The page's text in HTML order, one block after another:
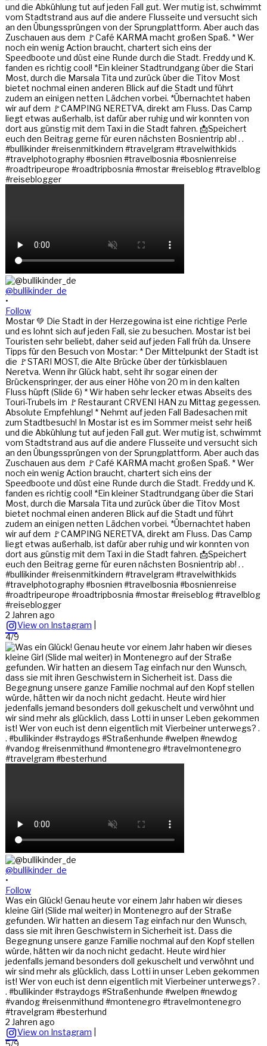
@bullikinder_de
•
Follow
Mostar 💚 Die Stadt in der Herzegowina ist eine richtige Perle
und es lohnt sich auf jeden Fall, sie zu besuchen. Mostar ist bei
Touristen sehr beliebt, daher seid auf jeden Fall früh da. Unsere
Tipps für den Besuch von Mostar: * Der Mittelpunkt der Stadt ist
die 🚩STARI MOST, die Alte Brücke über der türkisblauen
Neretva. Wenn ihr Glück habt, seht ihr sogar einen der
Brückenspringer, der aus einer Höhe von 20 m in den kalten
Fluss hüpft (Slide 6) * Wir haben sehr lecker etwas Abseits des
Touri-Trubels im 🚩Restaurant CRVENI HAN zu Mittag gegessen.
Absolute Empfehlung! * Nehmt auf jeden Fall Badesachen mit
zum Stadtbesuch! In Mostar ist es im Sommer meist sehr heiß
und die Abkühlung tut auf jeden Fall gut. Wer mutig ist, schwimmt
vom Stadtstrand aus auf die andere Flusseite und versucht sich
an den Übungssprüngen von der Sprungplattform. Aber auch das
Zuschauen aus dem 🚩Café KARMA macht großen Spaß. * Wer
noch ein wenig Action braucht, chartert sich eins der
Speedboote und düst eine Runde durch die Stadt. Freddy und K.
fanden es richtig cool! *Ein kleiner Stadtrundgang über die Stari
Most, durch die Marsala Tita und zurück über die Titov Most
bietet nochmal einen anderen Blick auf die Stadt und führt
zudem an einigen netten Lädchen vorbei. *Übernachtet haben
wir auf dem 🚩CAMPING NERETVA, direkt am Fluss. Das Camp
liegt etwas außerhalb, ist dafür aber ruhig und wir konnten von
dort aus günstig mit dem Taxi in die Stadt fahren. 📩Speichert
euch den Beitrag gerne für euren nächsten Bosnientrip ab! . .
#bullikinder #reisenmitkindern #travelgram #travelwithkids
#travelphotography #bosnien #travelbosnia #bosnienreise
#roadtripeurope #roadtripbosnia #mostar #reiseblog #travelblog
#reiseblogger
2 Jahren ago
View on Instagram
4/9
@bullikinder_de
•
Follow
Was ein Glück! Genau heute vor einem Jahr haben wir dieses
kleine Girl (Slide mal weiter) in Montenegro auf der Straße
gefunden. Wir hatten an diesem Tag einfach nur den Wunsch,
dass sie mit ihren Geschwistern in Sicherheit ist. Dass die
Begegnung unsere ganze Familie nochmal auf den Kopf stellen
würde, hätten wir da noch nicht gedacht. Heute wird hier
jedenfalls jemand besonders doll gekuschelt und verwöhnt und
wir sind mehr als glücklich, dass Lotti in unser Leben gekommen
ist! Wer von euch ist denn eigentlich mit Vierbeiner unterwegs? .
. #bullikinder #straydogs #Straßenhunde #welpen #newdog
#vandog #reisenmithund #montenegro #travelmontenegro
#travelgram #besterhund
2 Jahren ago
View on Instagram